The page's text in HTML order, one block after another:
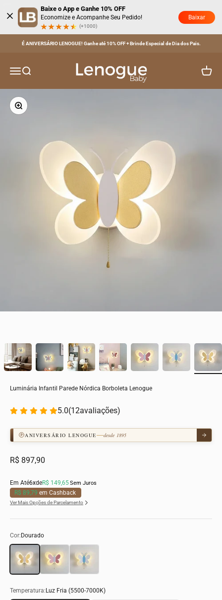
Baixe o App e Ganhe 10% OFF
Economize e Acompanhe Seu Pedido!
(+1000)
Baixar
Parcele em até 6x SEM JUROS no Cartão!
MenuBuscar
Lenogue Baby
Zoom na imagem
Luminária Infantil Parede Nórdica Borboleta Lenogue
5.0(12avaliações)
ANIVERSÁRIO LENOGUE desde 1895
Preço promocional
R$ 897,90
Em Até6xdeR$ 149,65Sem Juros
R$ 89,79 em Cashback
Ver Mais Opções de Parcelamento
Cor:Dourado
Dourado
Rosa
Temperatura:Luz Fria (5500-7000K)